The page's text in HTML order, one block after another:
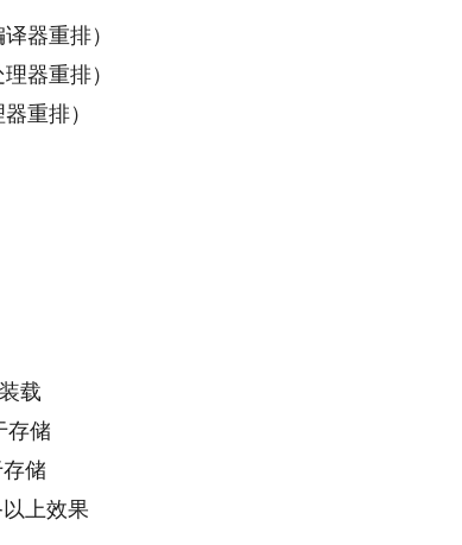
器重排）
器重排）
重排）
载
存储
储
上效果